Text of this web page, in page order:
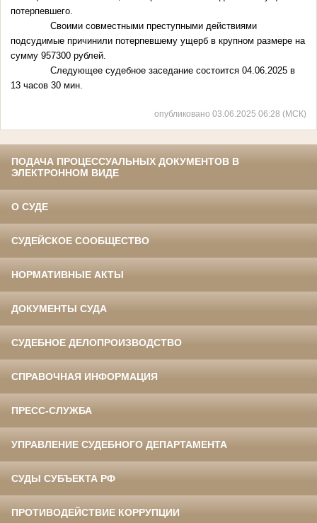
потерпевшего.
Своими совместными преступными действиями
подсудимые причинили потерпевшему ущерб в крупном размере на
сумму 957300 рублей.
Следующее судебное заседание состоится 04.06.2025 в
13 часов 30 мин.
опубликовано 03.06.2025 06:28 (МСК)
ПОДАЧА ПРОЦЕССУАЛЬНЫХ ДОКУМЕНТОВ В
ЭЛЕКТРОННОМ ВИДЕ
О СУДЕ
СУДЕЙСКОЕ СООБЩЕСТВО
НОРМАТИВНЫЕ АКТЫ
ДОКУМЕНТЫ СУДА
СУДЕБНОЕ ДЕЛОПРОИЗВОДСТВО
СПРАВОЧНАЯ ИНФОРМАЦИЯ
ПРЕСС-СЛУЖБА
УПРАВЛЕНИЕ СУДЕБНОГО ДЕПАРТАМЕНТА
СУДЫ СУБЪЕКТА РФ
ПРОТИВОДЕЙСТВИЕ КОРРУПЦИИ